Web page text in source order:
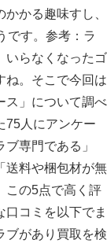
かる趣味すし、
です。参考：ラ
いらなくなったゴ
ね。そこで今回は
ス」について調べ
75人にアンケー
専門である」
送料や梱包材が無
この5点で高く評
コミを以下でま
ブがあり買取を検